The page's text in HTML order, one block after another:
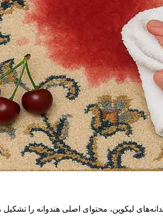
لیکوپن، محتوای اصلی هندوانه را